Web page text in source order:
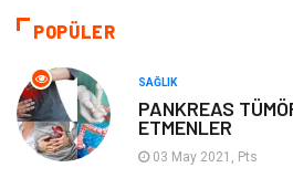
Otomotiv
Keyif ve Hobi
Moda
POPÜLER
SAĞLIK
PANKREAS
ETMENLER
03 May 2021, Pts